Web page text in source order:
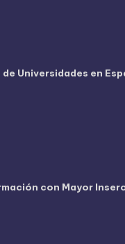
Universidades en
con Mayor